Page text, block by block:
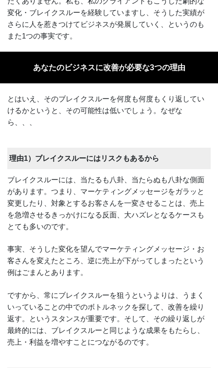
変化・ブレイクスルーを経験していますし、そうした実績が
さらに人を惹きつけてビジネスが発展していく、というのも
また1つの事実です。
あなたのビジネスに改善が必要な3つの理由
とはいえ、そのブレイクスルーを何度も何度もくり返してい
けるかというと、その可能性は低いでしょう。なぜな
ら、、、
理由1）ブレイクスルーにはリスクもあるから
ブレイクスルーには、当たるも八卦、当たらぬも八卦な側面
があります。つまり、マーケティングメッセージをガラッと
変更したり、対象とするお客さんを一変させることは、売上
を急増させるきっかけになる反面、大ハズレとなるケースも
とても多いのです。
事実、そうした変化を望んでマーケティングメッセージ・お
客さんを変えたところ、逆に売上が下がってしまったという
例はごまんとあります。
ですから、常にブレイクスルーを狙うというよりは、うまく
いっていることの中でのボトルネックを探して、改善を繰り
返す。というスタンスが重要です。そして、その繰り返しが
最終的には、ブレイクスルーと同じような成果をもたらし、
売上・利益を増やすことにつながるのです。